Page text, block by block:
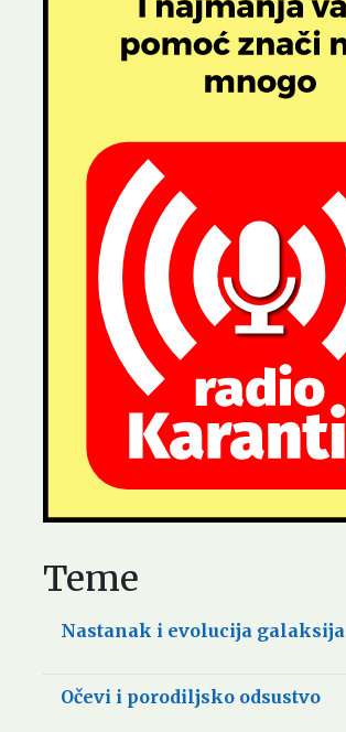
Teme
Nastanak i evolucija galaksija
Očevi i porodiljsko odsustvo